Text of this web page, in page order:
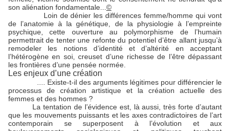
son aliénation fondamentale... ©
Loin de dénier les différences femme/homme qui vont
de l’anatomie à la génétique, de la physiologie à l’empreinte
psychique, cette ouverture au polymorphisme de l’humain
permettrait de tenter une refonte du potentiel d’être allant jusqu’à
remodeler les notions d’identité et d’altérité en acceptant
l’hétérogène en soi, creuset d’une richesse de l’être dépassant
les frontières d’une pensée normée.
Les enjeux d’une création
Existe-t-il des arguments légitimes pour différencier le
processus de création artistique et la création actuelle des
femmes et des hommes ?
La tentation de l’évidence est, là aussi, très forte d’autant
que les mouvements puissants et les axes contradictoires de l’art
contemporain se superposent à l’évolution et aux